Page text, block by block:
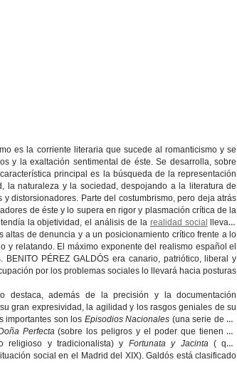
es la corriente literaria que sucede al romanticismo y se
y la exaltación sentimental de éste. Se desarrolla, sobre
principal es la búsqueda de la representación
la naturaleza y la sociedad, despojando a la literatura de
y distorsionadores. Parte del costumbrismo, pero deja atrás
de éste y lo supera en rigor y plasmación crítica de la
la objetividad, el análisis de la realidad social
llevará
altas de denuncia y a un posicionamiento crítico frente a lo
y relatando. El máximo exponente del realismo español el
BENITO PÉREZ GALDÓS era canario, patriótico, liberal y
por los problemas sociales lo llevará hacia posturas
destaca, además de la precisión y la documentación
gran expresividad, la agilidad y los rasgos geniales de su
importantes son los Episodios Nacionales (una serie de 46
Perfecta(sobre los peligros y el poder que tienen en
religioso y tradicionalista) y Fortunata y Jacinta ( que
social en el Madrid del XIX). Galdós está clasificado